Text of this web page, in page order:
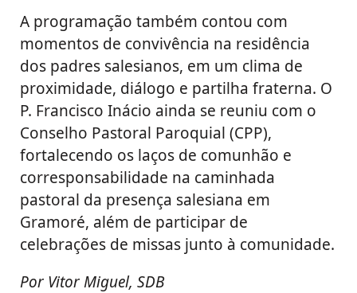
A programação também contou com
momentos de convivência na residência
dos padres salesianos, em um clima de
proximidade, diálogo e partilha fraterna. O
P. Francisco Inácio ainda se reuniu com o
Conselho Pastoral Paroquial (CPP),
fortalecendo os laços de comunhão e
corresponsabilidade na caminhada
pastoral da presença salesiana em
Gramoré, além de participar de
celebrações de missas junto à comunidade.
Por Vitor Miguel, SDB